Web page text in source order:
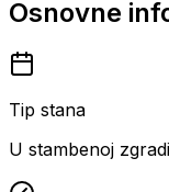
Osnovne
Tip stana
U stambenoj zgradi